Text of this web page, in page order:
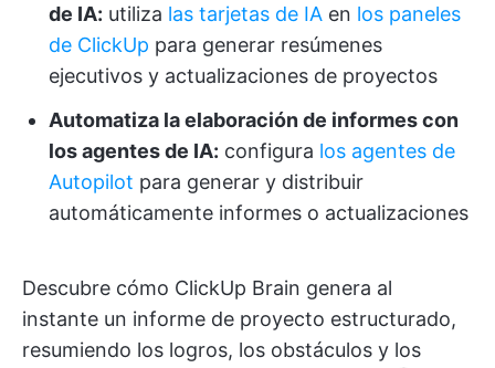
de IA: utiliza las tarjetas de IA en los paneles
de ClickUp para generar resúmenes
ejecutivos y actualizaciones de proyectos
Automatiza la elaboración de informes con
los agentes de IA: configura los agentes de
Autopilot para generar y distribuir
automáticamente informes o actualizaciones
Descubre cómo ClickUp Brain genera al
instante un informe de proyecto estructurado,
resumiendo los logros, los obstáculos y los